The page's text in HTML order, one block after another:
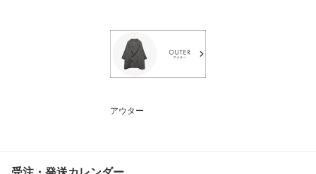
アウター